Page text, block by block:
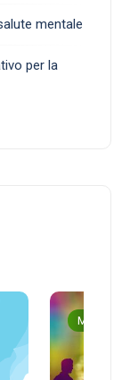
mentale
per la
Musica